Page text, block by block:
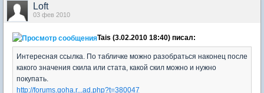
Loft
03 фев 2010
Tais (3.02.2010 18:40) писал:
Интересная ссылка. По табличке можно разобраться наконец после
какого значения скила или стата, какой скил можно и нужно
покупать.
http://forums.goha.r...ad.php?t=380047